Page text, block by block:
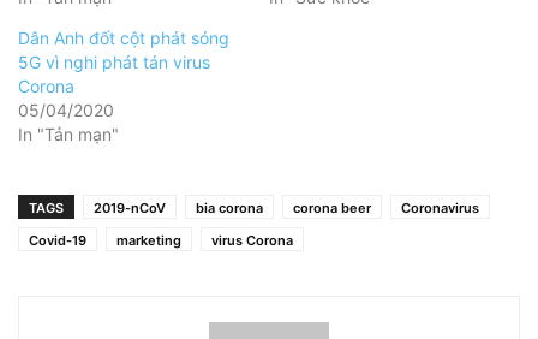
Dân Anh đốt cột phát sóng
5G vì nghi phát tán virus
Corona
05/04/2020
In "Tản mạn"
TAGS 2019-nCoV bia corona corona beer
Coronavirus
Covid-19
marketing virus Corona